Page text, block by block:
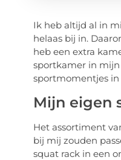
Ik heb altijd al in
helaas bij in.
heb een extra
sportkamer in mijn
sportmomentjes
Mijn eigen
Het assortiment
bij mij zouden
squat rack in een